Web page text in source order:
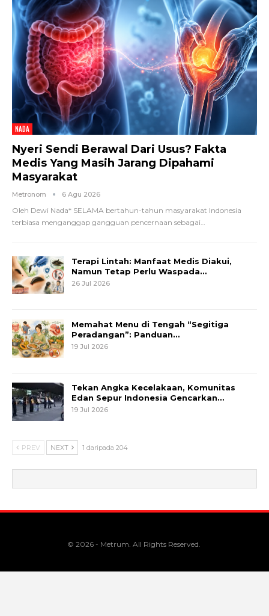
NADA
Nyeri Sendi Berawal Dari Usus? Fakta
Medis Yang Masih Jarang Dipahami
Masyarakat
Metronom 6 Agu 2026
Oleh Dewi Nada* SELAMA bertahun-tahun masyarakat Indonesia
terbiasa menganggap gangguan pencernaan sebagai
Terapi Lintah: Manfaat Medis Diakui,
Namun Tetap Perlu Waspada…
26 Jul 2026
Memahat Menu di Tengah “Segitiga
Peradangan”: Panduan…
19 Jul 2026
Tekan Angka Kecelakaan, Komunitas
Edan Sepur Indonesia Gencarkan…
19 Jul 2026
PREV NEXT 1 daripada 204
© 2026 - Metrum. All Rights Reserved.